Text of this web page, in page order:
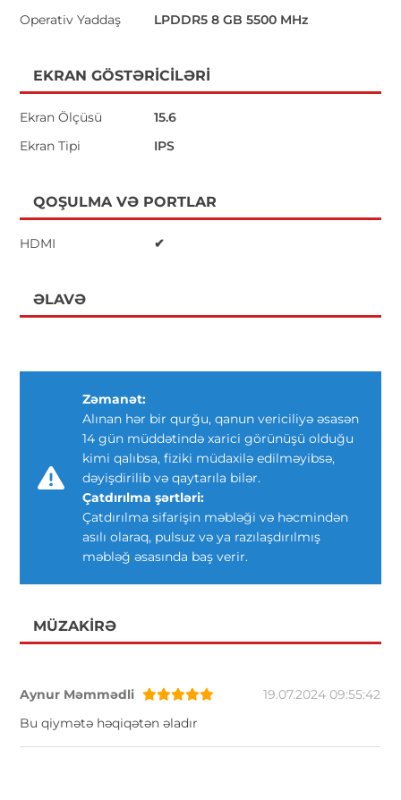
Operativ Yaddaş
LPDDR5 8 GB 5500 MHz
EKRAN GÖSTƏRICILƏRI
Ekran Ölçüsü
15.6
Ekran Tipi
IPS
QOŞULMA VƏ PORTLAR
HDMI ✔
ƏLAVƏ
Zəmanət:
Alınan hər bir qurğu, qanun vericiliyə əsasən
14 gün müddətində xarici görünüşü olduğu
kimi qalıbsa, fiziki müdaxilə edilməyibsə,
dəyişdirilib və qaytarıla bilər.
Çatdırılma şərtləri:
Çatdırılma sifarişin məbləği və həcmindən
asılı olaraq, pulsuz və ya razılaşdırılmış
məbləğ əsasında baş verir.
MÜZAKIRƏ
Aynur Məmmədli
19.07.2024 09:55:42
Bu qiymətə həqiqətən əladır